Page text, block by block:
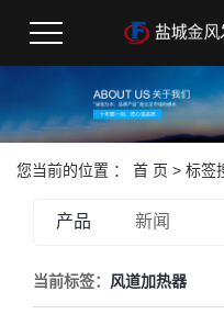
您当前的位置 ： 首 页 > 标签
产品 新闻
当前标签： 风道加热器